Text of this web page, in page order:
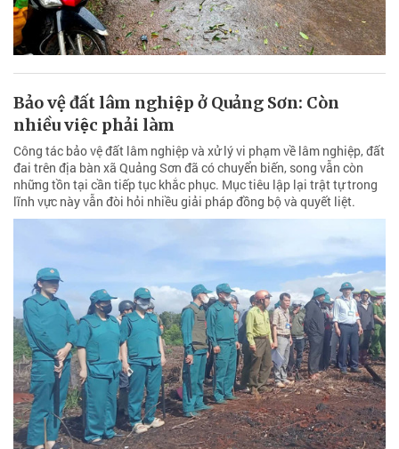
Bảo vệ đất lâm nghiệp ở Quảng Sơn: Còn
nhiều việc phải làm
Công tác bảo vệ đất lâm nghiệp và xử lý vi phạm về lâm nghiệp, đất
đai trên địa bàn xã Quảng Sơn đã có chuyển biến, song vẫn còn
những tồn tại cần tiếp tục khắc phục. Mục tiêu lập lại trật tự trong
lĩnh vực này vẫn đòi hỏi nhiều giải pháp đồng bộ và quyết liệt.